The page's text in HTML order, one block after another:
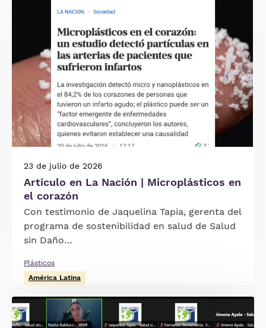
23 de julio de 2026
Artículo en La Nación | Microplásticos en
el corazón
Con testimonio de Jaquelina Tapia, gerenta del
programa de sostenibilidad en salud de Salud
sin Daño…
Plásticos
América Latina
Imagen